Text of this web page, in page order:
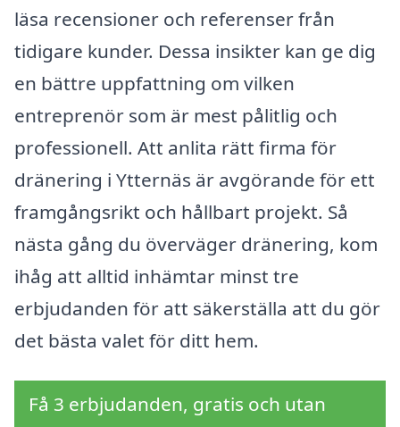
läsa recensioner och referenser från
tidigare kunder. Dessa insikter kan ge dig
en bättre uppfattning om vilken
entreprenör som är mest pålitlig och
professionell. Att anlita rätt firma för
dränering i Ytternäs är avgörande för ett
framgångsrikt och hållbart projekt. Så
nästa gång du överväger dränering, kom
ihåg att alltid inhämtar minst tre
erbjudanden för att säkerställa att du gör
det bästa valet för ditt hem.
Få 3 erbjudanden, gratis och utan